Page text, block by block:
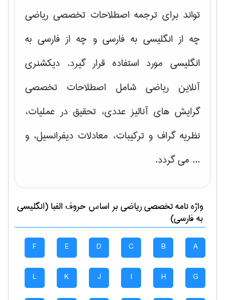
تواند برای ترجمه اصطلاحات تخصصی ریاضی
چه از انگلیسی به فارسی و چه از فارسی به
انگلیسی مورد استفاده قرار گیرد. دیکشنری
آنلاین ریاضی شامل اصطلاحات تخصصی
گرایش های آنالیز عددی، تحقیق در عملیات،
نظریه گراف و تركیبات، معادلات دیفرانسیل، و
... می گردد.
واژه نامه تخصصیرياضیبر اساس حروف الفبا (انگلیسی
به فارسی)
A
B
C
D
E
F
G
H
I
J
K
L